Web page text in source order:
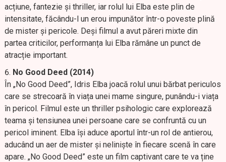
acțiune, fantezie și thriller, iar rolul lui Elba este plin de
intensitate, făcându-l un erou impunător într-o poveste plină
de mister și pericole. Deși filmul a avut păreri mixte din
partea criticilor, performanța lui Elba rămâne un punct de
atracție important.
No Good Deed (2014)
În „No Good Deed”, Idris Elba joacă rolul unui bărbat periculos
care se strecoară în viața unei mame singure, punându-i viața
în pericol. Filmul este un thriller psihologic care explorează
teama și tensiunea unei persoane care se confruntă cu un
pericol iminent. Elba își aduce aportul într-un rol de antierou,
aducând un aer de mister și neliniște în fiecare scenă în care
apare. „No Good Deed” este un film captivant care te va ține